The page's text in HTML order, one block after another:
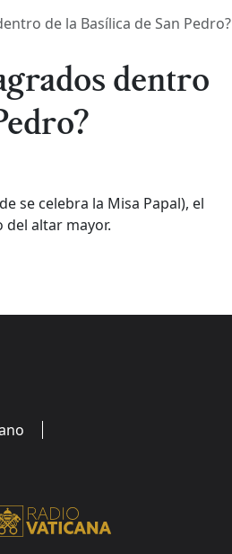
de la Basílica de San Pedro?
dentro
se celebra la Misa Papal), el
del altar mayor.